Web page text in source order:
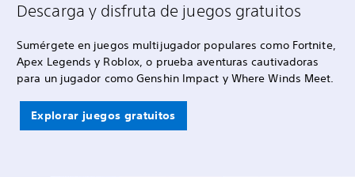
Descarga y disfruta de juegos gratuitos
Sumérgete en juegos multijugador populares como Fortnite,
Apex Legends y Roblox, o prueba aventuras cautivadoras
para un jugador como Genshin Impact y Where Winds Meet.
Explorar juegos gratuitos